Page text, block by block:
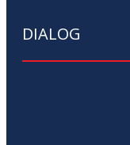
DIALOG